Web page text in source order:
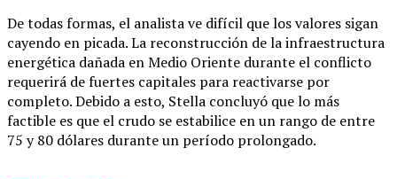
De todas formas, el analista ve difícil que los valores sigan
cayendo en picada. La reconstrucción de la infraestructura
energética dañada en Medio Oriente durante el conflicto
requerirá de fuertes capitales para reactivarse por
completo. Debido a esto, Stella concluyó que lo más
factible es que el crudo se estabilice en un rango de entre
75 y 80 dólares durante un período prolongado.